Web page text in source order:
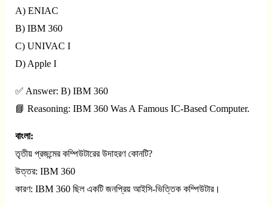
A) ENIAC
B) IBM 360
C) UNIVAC I
D) Apple I
✅ Answer: B) IBM 360
📘 Reasoning: IBM 360 Was A Famous IC-Based Computer.
বাংলা:
তৃতীয় প্রজন্মের কম্পিউটারের উদাহরণ কোনটি?
উত্তর: IBM 360
কারণ: IBM 360 ছিল একটি জনপ্রিয় আইসি-ভিত্তিক কম্পিউটার।